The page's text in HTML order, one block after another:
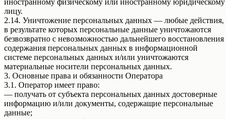
лицу.
2.14. Уничтожение персональных данных — любые действия,
в результате которых персональные данные уничтожаются
безвозвратно с невозможностью дальнейшего восстановления
содержания персональных данных в информационной
системе персональных данных и/или уничтожаются
материальные носители персональных данных.
3. Основные права и обязанности Оператора
3.1. Оператор имеет право:
— получать от субъекта персональных данных достоверные
информацию и/или документы, содержащие персональные
данные;